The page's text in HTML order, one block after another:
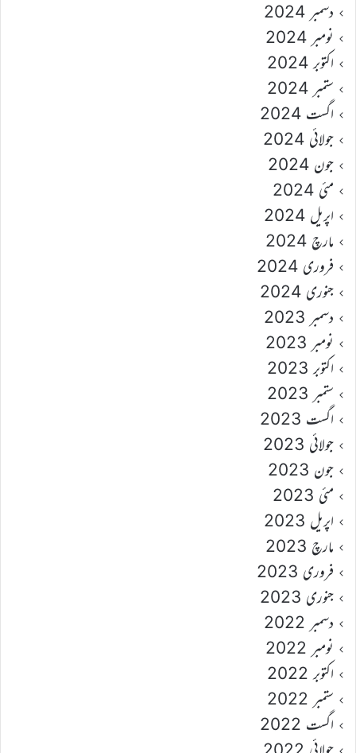
دسمبر 2024
نومبر 2024
اکتوبر 2024
ستمبر 2024
اگست 2024
جولائی 2024
جون 2024
مئی 2024
اپریل 2024
مارچ 2024
فروری 2024
جنوری 2024
دسمبر 2023
نومبر 2023
اکتوبر 2023
ستمبر 2023
اگست 2023
جولائی 2023
جون 2023
مئی 2023
اپریل 2023
مارچ 2023
فروری 2023
جنوری 2023
دسمبر 2022
نومبر 2022
اکتوبر 2022
ستمبر 2022
اگست 2022